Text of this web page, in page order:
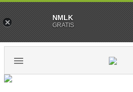
NMLK
GRATIS